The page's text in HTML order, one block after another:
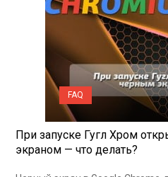
FAQ
При запуске Гугл Хром
экраном — что делать?